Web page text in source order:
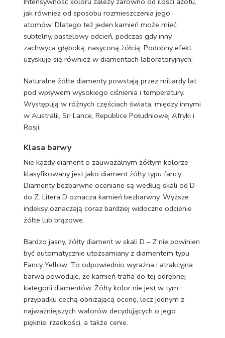
jak również od sposobu rozmieszczenia jego
atomów. Dlatego też jeden kamień może mieć
subtelny, pastelowy odcień, podczas gdy inny
zachwyca głęboką, nasyconą żółcią. Podobny efekt
uzyskuje się również w diamentach laboratoryjnych.
Naturalne żółte diamenty powstają przez miliardy lat
pod wpływem wysokiego ciśnienia i temperatury.
Występują w różnych częściach świata, między innymi
w Australii, Sri Lance, Republice Południowej Afryki i
Rosji.
Klasa barwy
Nie każdy diament o zauważalnym żółtym kolorze
klasyfikowany jest jako diament żółty typu fancy.
Diamenty bezbarwne oceniane są według skali od D
do Z. Litera D oznacza kamień bezbarwny. Wyższe
indeksy oznaczają coraz bardziej widoczne odcienie
żółte lub brązowe.
Bardzo jasny, żółty diament w skali D – Z nie powinien
być automatycznie utożsamiany z diamentem typu
Fancy Yellow. To odpowiednio wyraźna i atrakcyjna
barwa powoduje, że kamień trafia do tej odrębnej
kategorii diamentów. Żółty kolor nie jest w tym
przypadku cechą obniżającą ocenę, lecz jednym z
najważniejszych walorów decydujących o jego
pięknie, rzadkości, a także cenie.